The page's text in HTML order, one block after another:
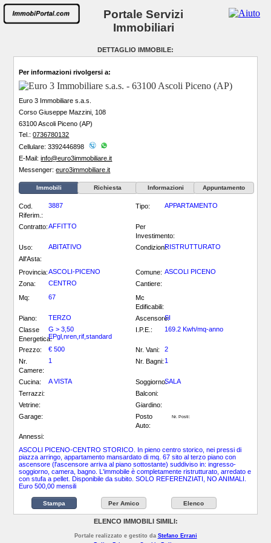
Portale Servizi
Immobiliari
DETTAGLIO IMMOBILE:
Per informazioni rivolgersi a:
Euro 3 Immobiliare s.a.s.
Corso Giuseppe Mazzini, 108
63100 Ascoli Piceno (AP)
Tel.:0736780132
Cellulare: 3392446898
E-Mail:info@euro3immobiliare.it
Messenger:euro3immobiliare.it
Immobili Richiesta Informazioni Appuntamento
Cod.
Riferim.:
3887 Tipo: APPARTAMENTO
Contratto:AFFITTO
Per
Investimento:
Uso:
ABITATIVO Condizioni:RISTRUTTURATO
All'Asta:
Provincia:ASCOLI-PICENO Comune: ASCOLI PICENO
Zona:
CENTRO
Cantiere:
Mq:
67
Mc
Edificabili:
Piano:
TERZO Ascensore:
SI
Classe
Energetica:
G > 3,50
EPgl,nren,rif,standard
I.P.E.: 169.2 Kwh/mq-anno
Prezzo: € 500 Nr. Vani:
2
Nr.
Camere:
1 Nr. Bagni: 1
Cucina: A VISTA Soggiorno:SALA
Terrazzi:
Balconi:
Vetrine:
Giardino:
Garage:
Posto
Auto:
Nr. Posti:
Annessi:
ASCOLI PICENO-CENTRO STORICO. In pieno centro storico, nei pressi di
piazza arringo, appartamento mansardato di mq. 67 sito al terzo piano con
ascensore (l'ascensore arriva al piano sottostante) suddiviso in: ingresso-
soggiorno, camera, bagno. L'immobile è completamente ristrutturato, arredato e
con stufa a pellet. Disponibile da subito. SOLO REFERENZIATI, NO ANIMALI.
Euro 500,00 mensili
Stampa Per Amico Elenco
ELENCO IMMOBILI SIMILI:
Portale realizzato e gestito da Stefano Errani